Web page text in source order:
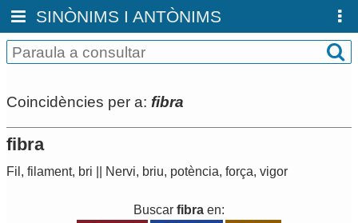
SINÒNIMS I ANTÒNIMS
Coincidències per a: fibra
fibra
Fil , filament, bri Nervi, briu, potència, força, vigor
Buscar fibra en: